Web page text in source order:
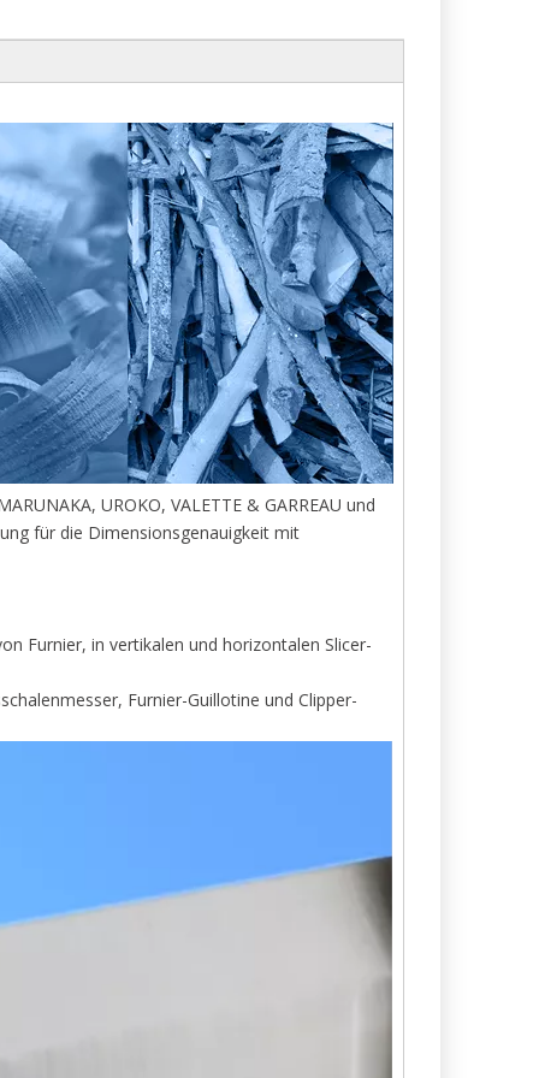
UROKO, VALETTE & GARREAU und
für die Dimensionsgenauigkeit mit
Furnier, in vertikalen und horizontalen Slicer-
Furnier-Guillotine und Clipper-